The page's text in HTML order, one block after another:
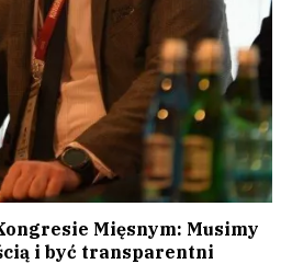
Mięsnym: Musimy
i być transparentni